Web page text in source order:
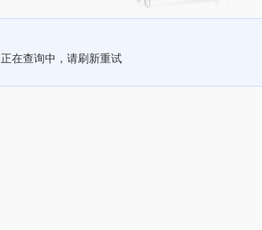
正在查询中，请刷新重试